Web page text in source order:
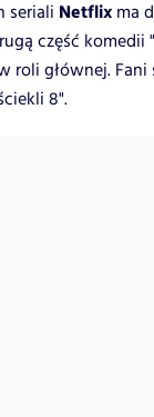
seriali Netflix ma
część
roli głównej.
8".